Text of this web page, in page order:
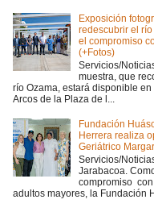
Exposición
redescubrir el
el compromiso
(+Fotos)
Servicios/
muestra, que
río Ozama, estará disponible
Arcos de la Plaza de l...
Fundación
Herrera realiza
Geriátrico
Servicios/
Jarabacoa.
compromiso
adultos mayores, la Fundación